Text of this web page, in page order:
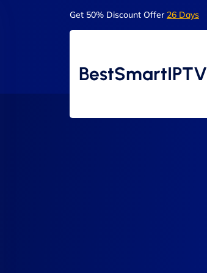
Get 50% Discount Offer 26 Days
BestSmartIPTV